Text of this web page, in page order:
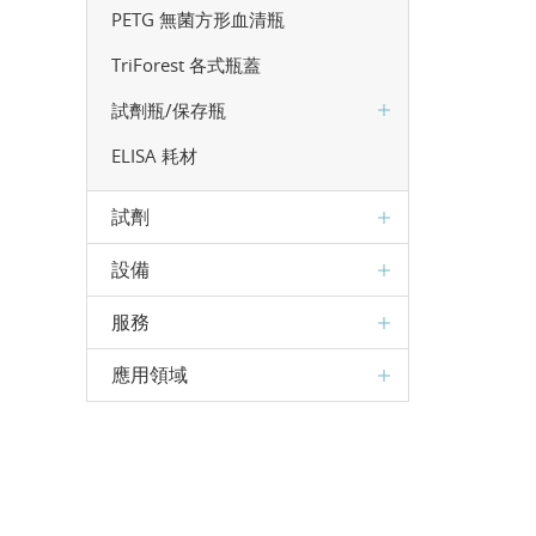
PETG 無菌方形血清瓶
TriForest 各式瓶蓋
試劑瓶/保存瓶
ELISA 耗材
試劑
設備
服務
應用領域